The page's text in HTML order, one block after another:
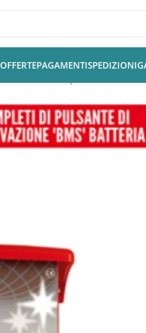
OFFERTEPAGAMENTISPEDIZIONI